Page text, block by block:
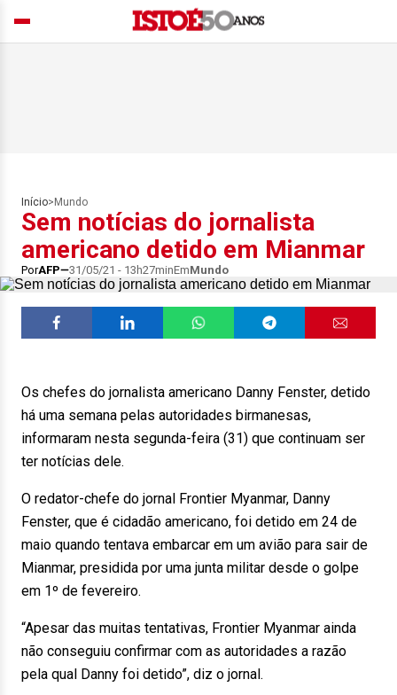
Início> Mundo
Sem notícias do jornalista
americano detido em Mianmar
PorAFP 31/05/21 - 13h27minEmMundo
Os chefes do jornalista americano Danny Fenster, detido
há uma semana pelas autoridades birmanesas,
informaram nesta segunda-feira (31) que continuam ser
ter notícias dele.
O redator-chefe do jornal Frontier Myanmar, Danny
Fenster, que é cidadão americano, foi detido em 24 de
maio quando tentava embarcar em um avião para sair de
Mianmar, presidida por uma junta militar desde o golpe
em 1º de fevereiro.
“Apesar das muitas tentativas, Frontier Myanmar ainda
não conseguiu confirmar com as autoridades a razão
pela qual Danny foi detido”, diz o jornal.